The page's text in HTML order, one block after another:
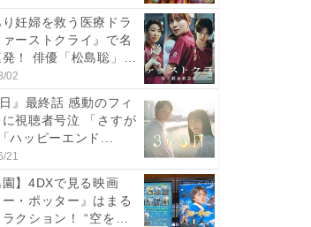
り妊婦を救う医療ドラ
ーストクライ』で名
！ 俳優「松島聡」
02
日』最終話 感動のフィ
視聴者号泣 「さすが
ハッピーエンド...
21
園】4DXで見る映画
ー・ポッター』はまる
クション！ “空を